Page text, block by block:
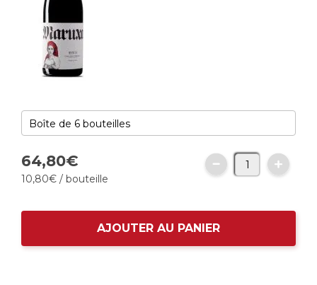
64,80€
10,80€ / bouteille
AJOUTER AU PANIER